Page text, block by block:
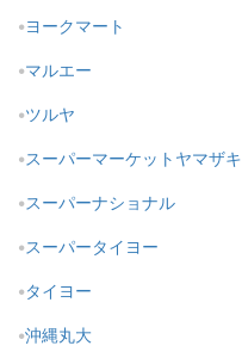
ヨークマート
マルエー
ツルヤ
スーパーマーケットヤマザキ
スーパーナショナル
スーパータイヨー
タイヨー
沖縄丸大